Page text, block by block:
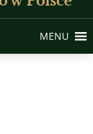
MENU